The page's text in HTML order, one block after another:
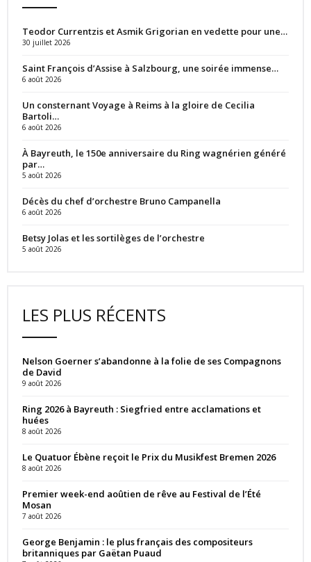
Teodor Currentzis et Asmik Grigorian en vedette pour une…
30 juillet 2026
Saint François d’Assise à Salzbourg, une soirée immense…
6 août 2026
Un consternant Voyage à Reims à la gloire de Cecilia
Bartoli…
6 août 2026
À Bayreuth, le 150e anniversaire du Ring wagnérien généré
par…
5 août 2026
Décès du chef d’orchestre Bruno Campanella
6 août 2026
Betsy Jolas et les sortilèges de l’orchestre
5 août 2026
LES PLUS RÉCENTS
Nelson Goerner s’abandonne à la folie de ses Compagnons
de David
9 août 2026
Ring 2026 à Bayreuth : Siegfried entre acclamations et
huées
8 août 2026
Le Quatuor Ébène reçoit le Prix du Musikfest Bremen 2026
8 août 2026
Premier week-end aoûtien de rêve au Festival de l’Été
Mosan
7 août 2026
George Benjamin : le plus français des compositeurs
britanniques par Gaëtan Puaud